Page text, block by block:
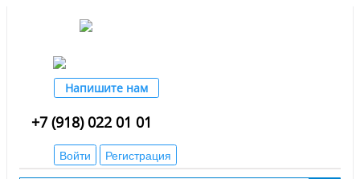
Напишите нам
+7 (918) 022 01 01
Войти Регистрация